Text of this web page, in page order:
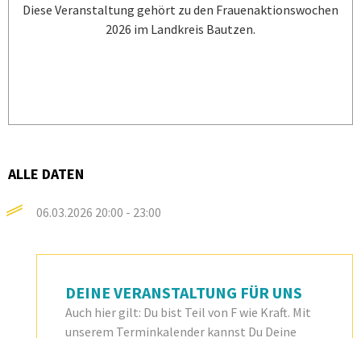
Diese Veranstaltung gehört zu den Frauenaktionswochen
2026 im Landkreis Bautzen.
ALLE DATEN
06.03.2026 20:00 - 23:00
DEINE VERANSTALTUNG FÜR UNS
Auch hier gilt: Du bist Teil von F wie Kraft. Mit
unserem Terminkalender kannst Du Deine